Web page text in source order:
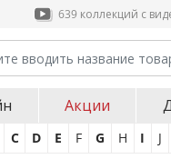
639 коллекций с
Акции
C D E F G H I J